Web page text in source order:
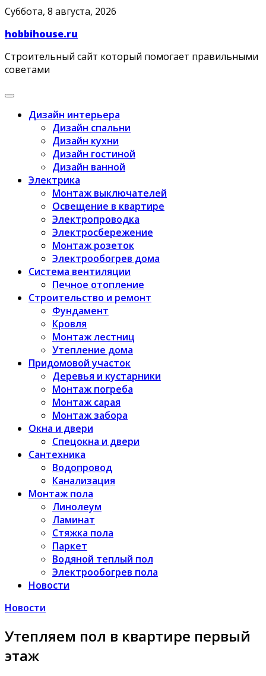
Skip
content
Суббота, 8 августа, 2026
hobbihouse.ru
Строительный сайт который помогает правильными
советами
Дизайн интерьера
Дизайн спальни
Дизайн кухни
Дизайн гостиной
Дизайн ванной
Электрика
Монтаж выключателей
Освещение в квартире
Электропроводка
Электросбережение
Монтаж розеток
Электрообогрев дома
Система вентиляции
Печное отопление
Строительство и ремонт
Фундамент
Кровля
Монтаж лестниц
Утепление дома
Придомовой участок
Деревья и кустарники
Монтаж погреба
Монтаж сарая
Монтаж забора
Окна и двери
Спецокна и двери
Сантехника
Водопровод
Канализация
Монтаж пола
Линолеум
Ламинат
Стяжка пола
Паркет
Водяной теплый пол
Электрообогрев пола
Новости
Новости
Утепляем пол в квартире первый
этаж